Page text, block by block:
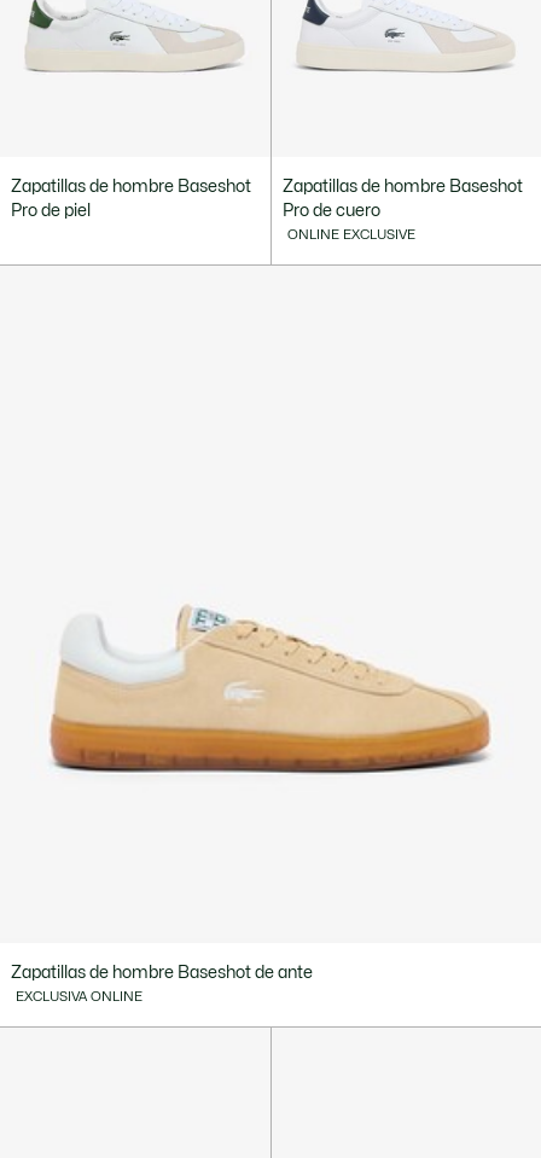
Zapatillas de hombre Baseshot
Pro de piel
Zapatillas de hombre Baseshot
Pro de cuero
ONLINE EXCLUSIVE
Zapatillas de hombre Baseshot de ante
EXCLUSIVA ONLINE